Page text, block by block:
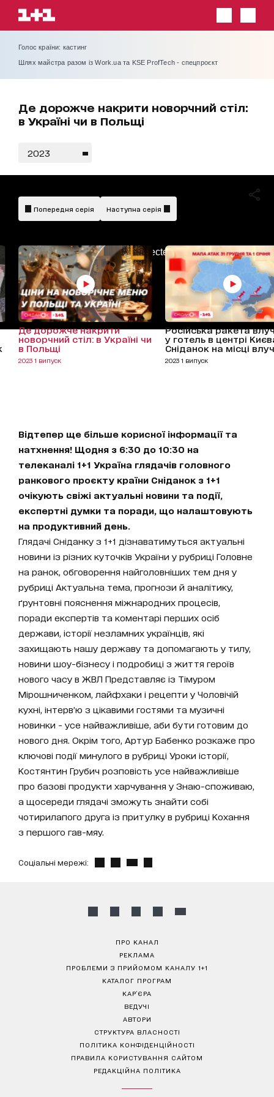
Голос країни: кастинг
Шлях майстра разом із Work.ua та KSE ProfTech - спецпроєкт
Де дорожче накрити новорчний стіл:
в Україні чи в Польщі
2023
AdBlockDetected!
Попередня серія Наступна серія
Де дорожче накрити
новорчний стіл: в Україні чи
в Польщі
2023 1 випуск
Російська ракета
у готель в центрі
Сніданок на місці
2023 1 випуск
Відтепер ще більше корисної інформації та
натхнення! Щодня з 6:30 до 10:30 на
телеканалі 1+1 Україна глядачів головного
ранкового проєкту країни Сніданок з 1+1
очікують свіжі актуальні новини та події,
експертні думки та поради, що налаштовують
на продуктивний день.
Глядачі Сніданку з 1+1 дізнаватимуться актуальні
новини із різних куточків України у рубриці Головне
на ранок, обговорення найголовніших тем дня у
рубриці Актуальна тема, прогнози й аналітику,
ґрунтовні пояснення міжнародних процесів,
поради експертів та коментарі перших осіб
держави, історії незламних українців, які
захищають нашу державу та допомагають у тилу,
новини шоу-бізнесу і подробиці з життя героїв
нового часу в ЖВЛ Представляє із Тімуром
Мірошниченком, лайфхаки і рецепти у Чоловічій
кухні, інтерв’ю з цікавими гостями та музичні
новинки - усе найважливіше, аби бути готовим до
нового дня. Окрім того, Артур Бабенко розкаже про
ключові події минулого в рубриці Уроки історії,
Костянтин Грубич розповість усе найважливіше
про базові продукти харчування у Знаю-споживаю,
а щосереди глядачі зможуть знайти собі
чотирилапого друга із притулку в рубриці Кохання
з першого гав-мяу.
Соціальні мережі:
ПРО КАНАЛ
РЕКЛАМА
ПРОБЛЕМИ З ПРИЙОМОМ КАНАЛУ 1+1
КАТАЛОГ ПРОГРАМ
КАР’ЄРА
ВЕДУЧІ
АВТОРИ
СТРУКТУРА ВЛАСНОСТІ
ПОЛІТИКА КОНФІДЕНЦІЙНОСТІ
ПРАВИЛА КОРИСТУВАННЯ САЙТОМ
РЕДАКЦІЙНА ПОЛІТИКА